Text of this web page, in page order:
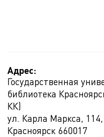
Адрес:
Государственная
библиотека
КК)
ул. Карла Маркса, 114,
Красноярск 660017